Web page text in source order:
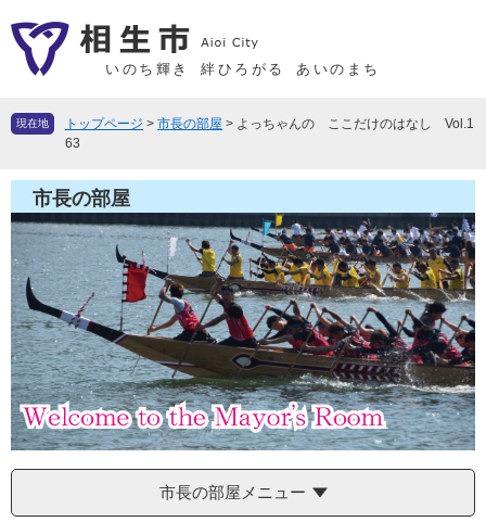
ー
先
。
ニ
を
て
本
文
へ
いのち輝き 絆ひろがる あいのまち
現在地 トップページ > 市長の部屋 > よっちゃんの ここだけのはなし Vol.1
63
市長の部屋
市長の部屋メニュー